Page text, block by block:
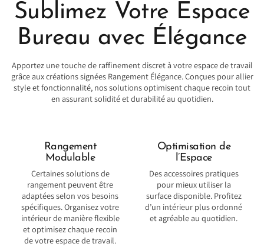
Sublimez Votre Espace
Bureau avec Élégance
Apportez une touche de raffinement discret à votre espace de travail
grâce aux créations signées Rangement Élégance. Conçues pour allier
style et fonctionnalité, nos solutions optimisent chaque recoin tout
en assurant solidité et durabilité au quotidien.
Rangement
Modulable
Certaines solutions de
rangement peuvent être
adaptées selon vos besoins
spécifiques. Organisez votre
intérieur de manière flexible
et optimisez chaque recoin
de votre espace de travail.
Optimisation de
l’Espace
Des accessoires pratiques
pour mieux utiliser la
surface disponible. Profitez
d’un intérieur plus ordonné
et agréable au quotidien.